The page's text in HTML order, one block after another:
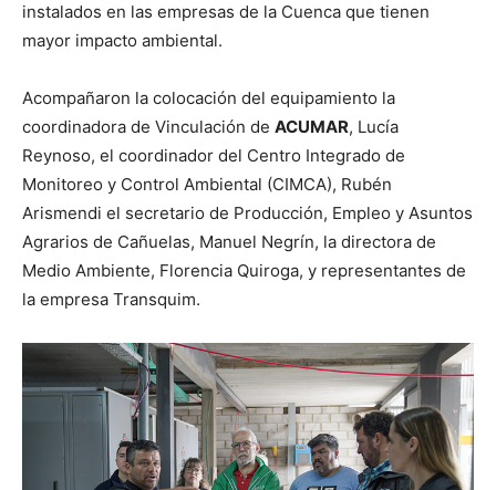
instalados en las empresas de la Cuenca que tienen
mayor impacto ambiental.
Acompañaron la colocación del equipamiento la
coordinadora de Vinculación de ACUMAR, Lucía
Reynoso, el coordinador del Centro Integrado de
Monitoreo y Control Ambiental (CIMCA), Rubén
Arismendi el secretario de Producción, Empleo y Asuntos
Agrarios de Cañuelas, Manuel Negrín, la directora de
Medio Ambiente, Florencia Quiroga, y representantes de
la empresa Transquim.